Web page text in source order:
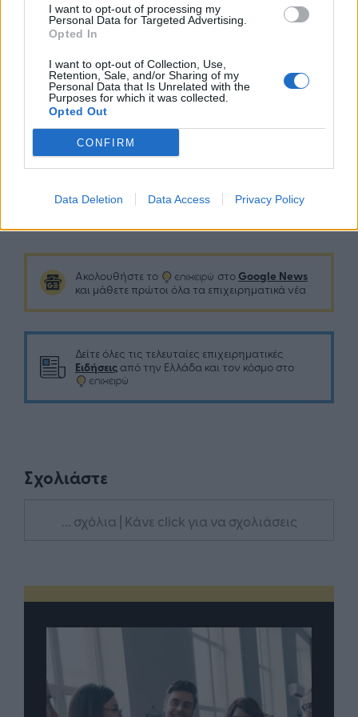
I want to opt-out of processing my
Personal Data for Targeted Advertising.
Opted In
I want to opt-out of Collection, Use,
Retention, Sale, and/or Sharing of my
Personal Data that Is Unrelated with the
Purposes for which it was collected.
Opted Out
CONFIRM
Data Deletion Data Access Privacy Policy
performance in chess players : The impact of
time restriction and motivation aspects..
American Journal of Psychology, Volume 124,
p. 213–225.
Waters, A. J., Gobet, F. & Leyden, G., 2002.
Visuo-spatial abilities in chess players.
British Journal of Psychology, Volume 30, pp.
303-311.
Ακολουθήστε το στο Google News
και μάθετε πρώτοι όλα τα επιχειρηματικά νέα
Δείτε όλες τις τελευταίες επιχειρηματικές
Ειδήσεις από την Ελλάδα και τον κόσμο στο
Σχολιάστε
... σχόλια | Κάνε click για να σχολιάσεις